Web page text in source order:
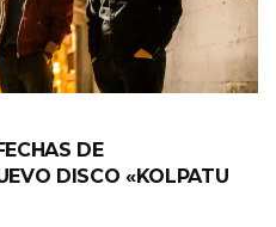
DE
DISCO «KOLPATU